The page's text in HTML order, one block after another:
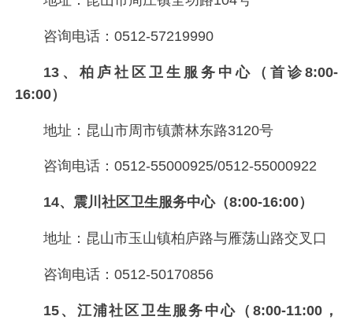
咨询电话：0512-57219990
13、柏庐社区卫生服务中心（首诊8:00-
16:00）
地址：昆山市周市镇萧林东路3120号
咨询电话：0512-55000925/0512-55000922
14、震川社区卫生服务中心（8:00-16:00）
地址：昆山市玉山镇柏庐路与雁荡山路交叉口
咨询电话：0512-50170856
15、江浦社区卫生服务中心（8:00-11:00，